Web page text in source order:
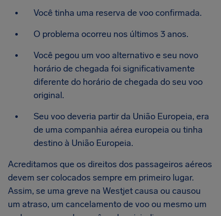
Você tinha uma reserva de voo confirmada.
O problema ocorreu nos últimos 3 anos.
Você pegou um voo alternativo e seu novo
horário de chegada foi significativamente
diferente do horário de chegada do seu voo
original.
Seu voo deveria partir da União Europeia, era
de uma companhia aérea europeia ou tinha
destino à União Europeia.
Acreditamos que os direitos dos passageiros aéreos
devem ser colocados sempre em primeiro lugar.
Assim, se uma greve na Westjet causa ou causou
um atraso, um cancelamento de voo ou mesmo um